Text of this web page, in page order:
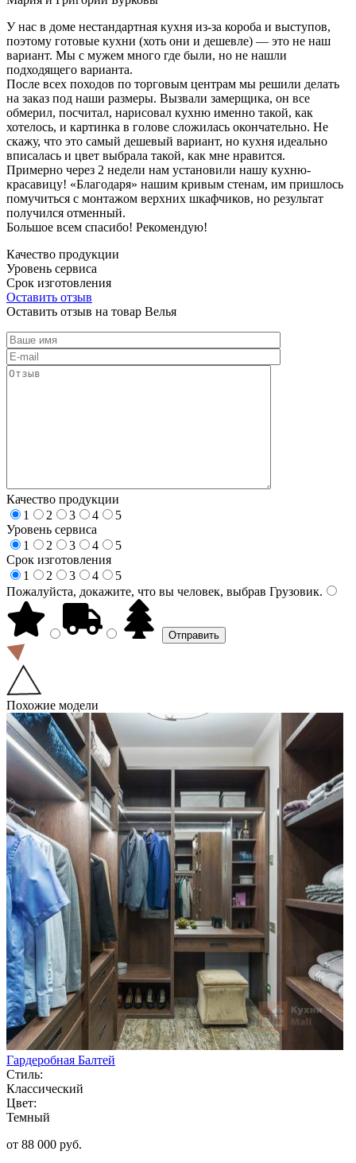
У нас в доме нестандартная кухня из-за короба и выступов,
поэтому готовые кухни (хоть они и дешевле) — это не наш
вариант. Мы с мужем много где были, но не нашли
подходящего варианта.
После всех походов по торговым центрам мы решили делать
на заказ под наши размеры. Вызвали замерщика, он все
обмерил, посчитал, нарисовал кухню именно такой, как
хотелось, и картинка в голове сложилась окончательно. Не
скажу, что это самый дешевый вариант, но кухня идеально
вписалась и цвет выбрала такой, как мне нравится.
Примерно через 2 недели нам установили нашу кухню-
красавицу! «Благодаря» нашим кривым стенам, им пришлось
помучиться с монтажом верхних шкафчиков, но результат
получился отменный.
Большое всем спасибо! Рекомендую!
Качество продукции
Уровень сервиса
Срок изготовления
Оставить отзыв
Оставить отзыв на товар Велья
Качество продукции
1
2 3 4
5
Уровень сервиса
1
2 3 4
5
Срок изготовления
1
2 3 4
5
Пожалуйста, докажите, что вы человек, выбрав Грузовик.
Похожие модели
Гардеробная Балтей
Стиль:
Классический
Цвет:
Темный
от 88 000 руб.